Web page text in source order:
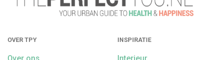
OVER TPY INSPIRATIE